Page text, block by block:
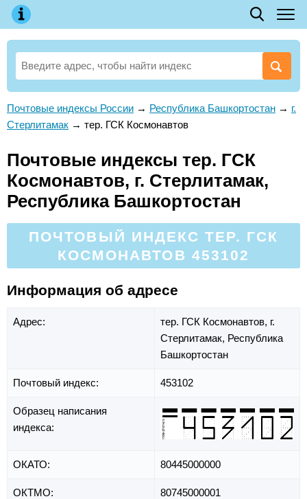
Почтовые индексы России → Республика Башкортостан → г.
Стерлитамак → тер. ГСК Космонавтов
Почтовые индексы тер. ГСК
Космонавтов, г. Стерлитамак,
Республика Башкортостан
ПОЧТОВЫЙ ИНДЕКС ТЕР. ГСК
КОСМОНАВТОВ 453102
Информация об адресе
Адрес: тер. ГСК Космонавтов, г.
Стерлитамак, Республика
Башкортостан
Почтовый индекс: 453102
Образец написания
индекса:
ОКАТО: 80445000000
ОКТМО: 80745000001